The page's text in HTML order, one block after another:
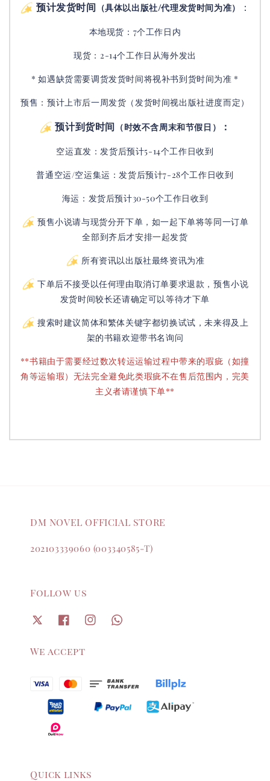
预计发货时间 （具体以出版社/代理发货时间为准） ：
本地现货：7个工作日内
现货：2-14个工作日从海外发出
* 如遇缺货需要调货发货时间将视补书到货时间为准 *
预售：预计上市后一周发货（发货时间视出版社进度而定）
预计到货时间 （时效不含周末和节假日） ：
空运直发：发货后预计5-14个工作日收到
普通空运/空运集运：发货后预计7-28个工作日收到
海运：发货后预计30-50个工作日收到
预售小说请与现货分开下单，如一起下单将等同一订单
全部到齐后才安排一起发货
所有资讯以出版社最终资讯为准
下单后不接受以任何理由取消订单要求退款，预售小说
发货时间较长还请确定可以等待才下单
搜索时建议简体和繁体关键字都切换试试，未来得及上
架的书籍欢迎带书名询问
**书籍由于需要经过数次转运运输过程中带来的瑕疵（如撞
角等运输瑕）无法完全避免此类瑕疵不在售后范围内，完美
主义者请谨慎下单**
DM NOVEL OFFICIAL STORE
202103339060 (003340585-T)
Follow us
We accept
Quick links